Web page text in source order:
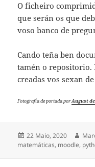
O ficheiro
que serán os que
voso banco de
Cando teña ben
tamén o repositorio.
creadas vos sexan
Fotografía de portada porAugust
Publicado
o
22 Maio, 2020
matemáticas, moodle,